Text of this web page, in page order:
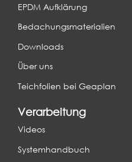
EPDM Aufklärung
Bedachungsmaterialien
Downloads
Über uns
Teichfolien bei Geaplan
Verarbeitung
Videos
Systemhandbuch